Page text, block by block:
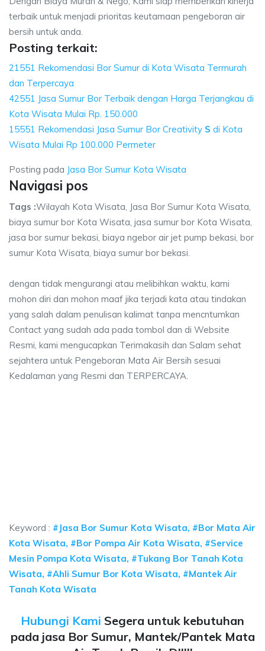
terbaik untuk menjadi prioritas keutamaan pengeboran air
bersih untuk anda.
Posting terkait:
21551 Rekomendasi Bor Sumur di Kota Wisata Termurah
dan Terpercaya
42551 Jasa Sumur Bor Terbaik dengan Harga Terjangkau di
Kota Wisata Mulai Rp. 150.000
15551 Rekomendasi Jasa Sumur Bor Creativity S di Kota
Wisata Mulai Rp 100.000 Permeter
Posting pada Jasa Bor Sumur Kota Wisata
Navigasi pos
Tags :Wilayah Kota Wisata, Jasa Bor Sumur Kota Wisata,
biaya sumur bor Kota Wisata, jasa sumur bor Kota Wisata,
jasa bor sumur bekasi, biaya ngebor air jet pump bekasi, bor
sumur Kota Wisata, biaya sumur bor bekasi.
dengan tidak mengurangi atau melibihkan waktu, kami
mohon diri dan mohon maaf jika terjadi kata atau tindakan
yang salah dalam penulisan kalimat tanpa mencntumkan
Contact yang sudah ada pada tombol dan di Website
Resmi, kami mengucapkan Terimakasih dan Salam sehat
sejahtera untuk Pengeboran Mata Air Bersih sesuai
Kedalaman yang Resmi dan TERPERCAYA.
Keyword : #Jasa Bor Sumur Kota Wisata, #Bor Mata Air
Kota Wisata, #Bor Pompa Air Kota Wisata, #Service
Mesin Pompa Kota Wisata, #Tukang Bor Tanah Kota
Wisata, #Ahli Sumur Bor Kota Wisata, #Mantek Air
Tanah Kota Wisata
Hubungi Kami Segera untuk kebutuhan
pada jasa Bor Sumur, Mantek/Pantek Mata